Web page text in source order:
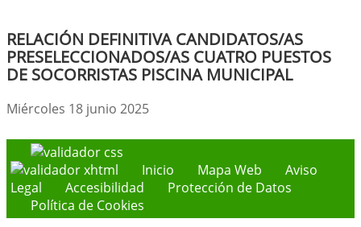
RELACIÓN DEFINITIVA CANDIDATOS/AS
PRESELECCIONADOS/AS CUATRO PUESTOS
DE SOCORRISTAS PISCINA MUNICIPAL
Miércoles 18 junio 2025
Inicio Mapa Web
Aviso
Legal
Accesibilidad
Protección de Datos
Política de Cookies